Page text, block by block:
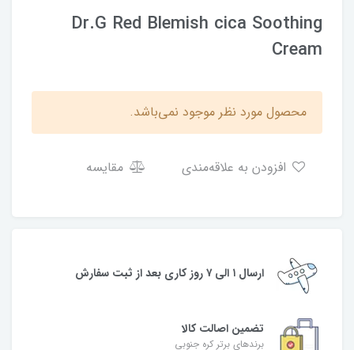
Dr.G Red Blemish cica Soothing
Cream
محصول مورد نظر موجود نمی‌باشد.
مقایسه
ارسال ۱ الی ۷ روز کاری بعد از ثبت سفارش
تضمین اصالت کالا
برندهای برتر کره جنوبی